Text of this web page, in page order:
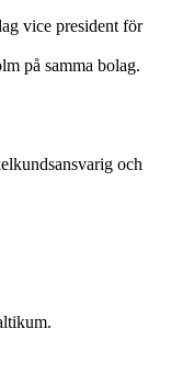
vice president för
på samma bolag.
och